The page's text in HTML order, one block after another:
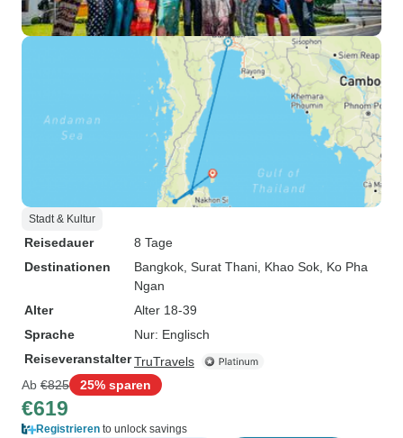
Stadt & Kultur
Reisedauer
8 Tage
Destinationen
Bangkok , Surat Thani , Khao Sok , Ko Pha
Ngan
Alter
Alter 18-39
Sprache
Nur: Englisch
ReiseveranstalterTruTravels
Ab €825 25% sparen
€619
Registrieren to unlock savings